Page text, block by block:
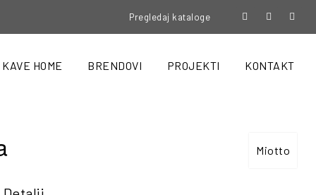
Pregledaj kataloge
KAVE HOME BRENDOVI PROJEKTI KONTAKT
Miotto